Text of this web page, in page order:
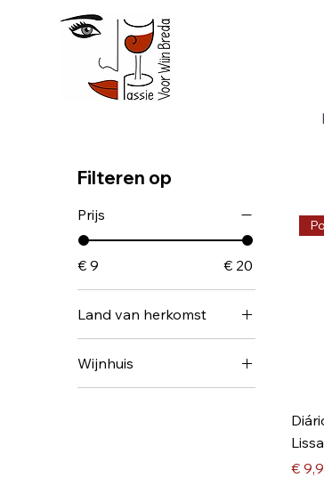
Filteren op
Prijs
€ 9 € 20
Land van herkomst
Portugal
Wijnhuis
Prijs
€